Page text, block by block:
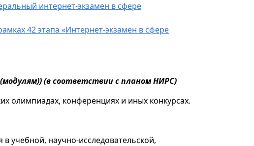
интернет-экзамен в сфере
42 этапа «Интернет-экзамен в сфере
(в соответствии с планом НИРС)
олимпиадах, конференциях и иных конкурсах.
учебной, научно-исследовательской,